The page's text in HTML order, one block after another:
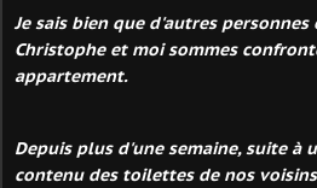
Je sais bien que d'autres
Christophe et moi sommes
appartement.
Depuis plus d'une semaine, suite à
contenu des toilettes de nos